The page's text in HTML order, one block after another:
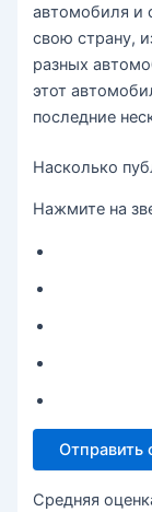
автомобиля и
свою страну,
разных
этот
последние
Насколько
Нажмите на
Отправить
Средняя